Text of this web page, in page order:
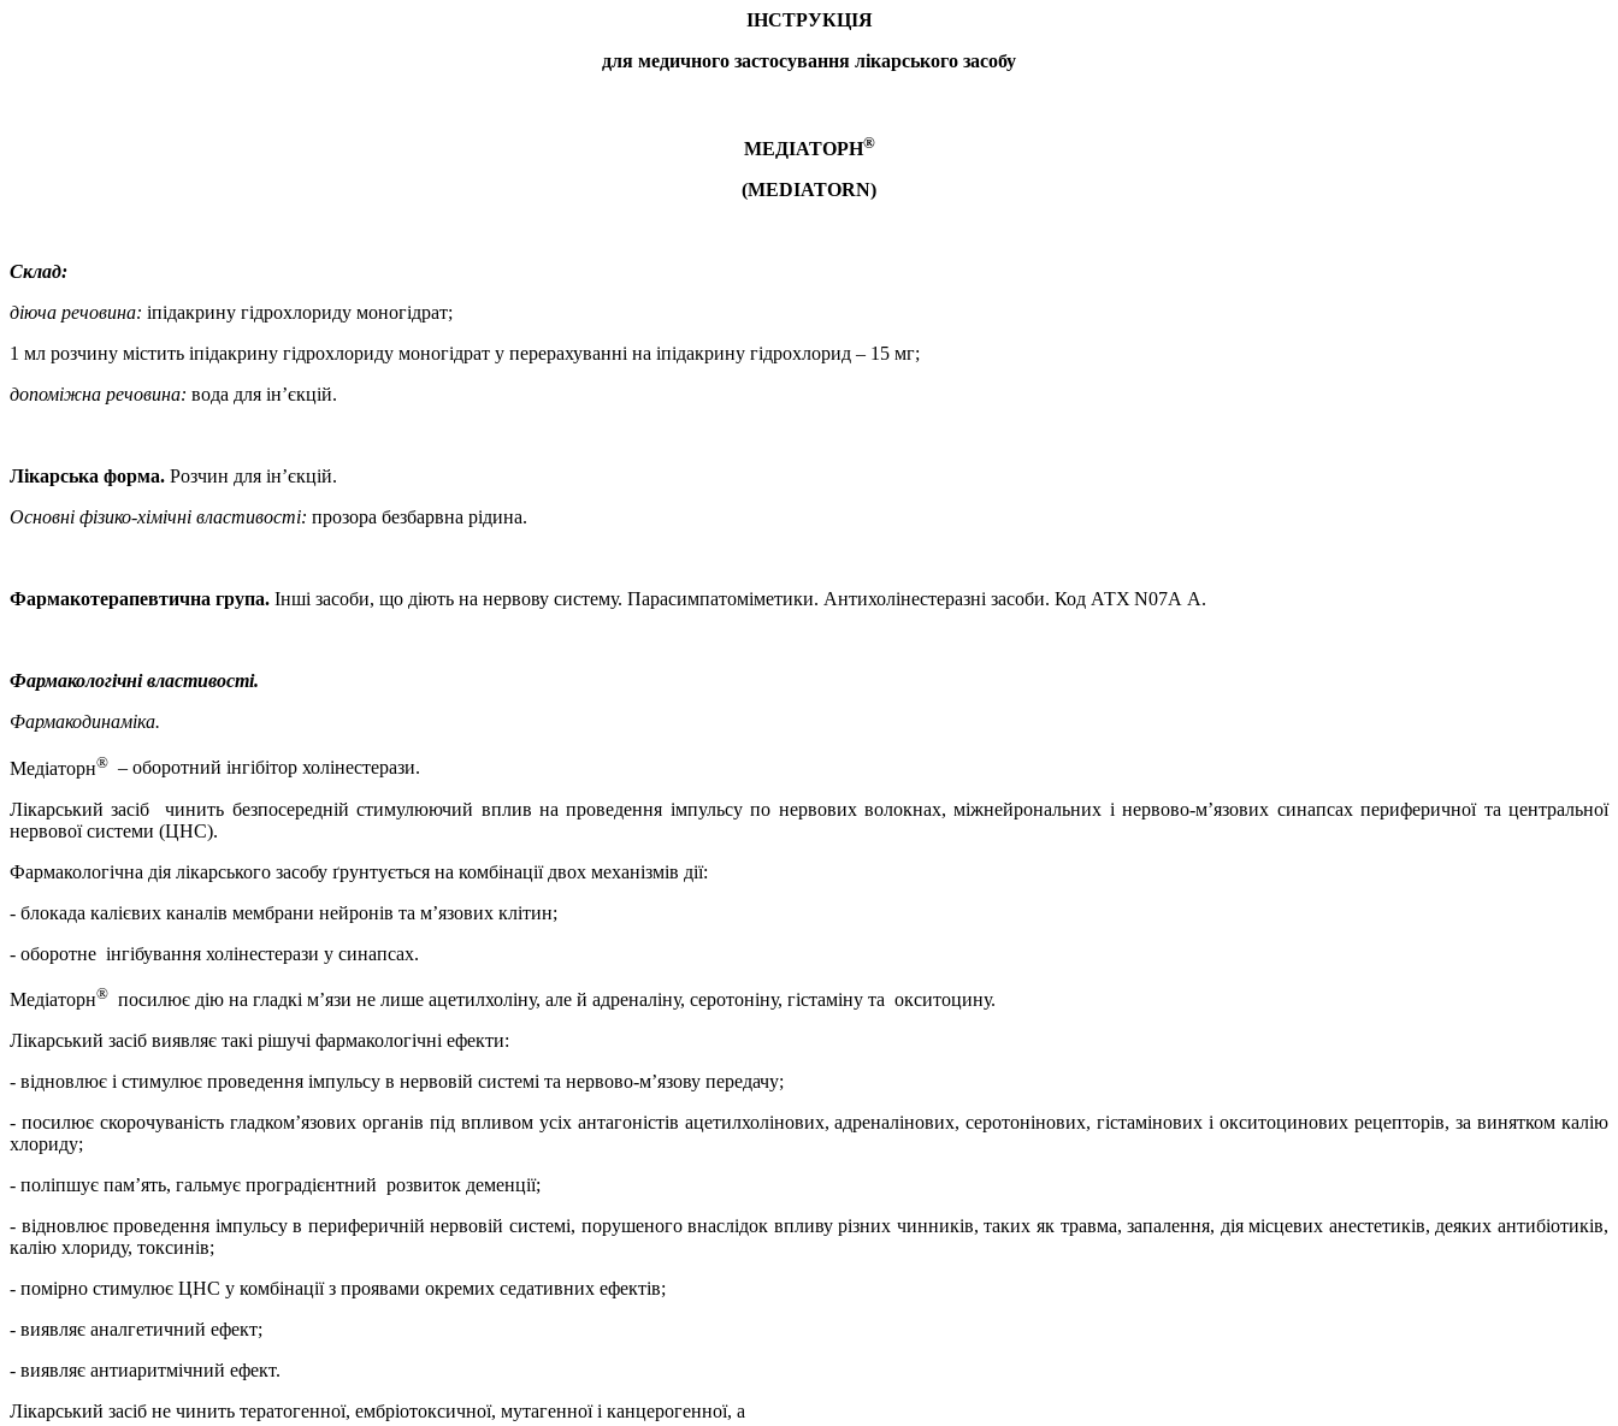
ІНСТРУКЦІЯ
для медичного застосування лікарського засобу
МЕДІАТОРН®
(MEDIATORN)
Склад:
діюча речовина: іпідакрину гідрохлориду моногідрат;
1 мл розчину містить іпідакрину гідрохлориду моногідрат у перерахуванні на іпідакрину гідрохлорид – 15 мг;
допоміжна речовина: вода для ін’єкцій.
Лікарська форма. Розчин для ін’єкцій.
Основні фізико-хімічні властивості: прозора безбарвна рідина.
Фармакотерапевтична група. Інші засоби, що діють на нервову систему. Парасимпатоміметики. Антихолінестеразні засоби. Код АТХ N07А А.
Фармакологічні властивості.
Фармакодинаміка.
Медіаторн® – оборотний інгібітор холінестерази.
Лікарський засіб
чинить безпосередній стимулюючий вплив на проведення імпульсу по нервових волокнах, міжнейрональних і нервово-м’язових синапсах периферичної та центральної
нервової системи (ЦНС).
Фармакологічна дія лікарського засобу ґрунтується на комбінації двох механізмів дії:
- блокада калієвих каналів мембрани нейронів та м’язових клітин;
- оборотне інгібування холінестерази у синапсах.
Медіаторн® посилює дію на гладкі м’язи не лише ацетилхоліну, але й адреналіну, серотоніну, гістаміну та окситоцину.
Лікарський засіб виявляє такі рішучі фармакологічні ефекти:
- відновлює і стимулює проведення імпульсу в нервовій системі та нервово-м’язову передачу;
- посилює скорочуваність гладком’язових органів під впливом усіх антагоністів ацетилхолінових, адреналінових, серотонінових, гістамінових і окситоцинових рецепторів, за винятком калію
хлориду;
- поліпшує пам’ять, гальмує проградієнтний розвиток деменції;
- відновлює проведення імпульсу в периферичній нервовій системі, порушеного внаслідок впливу різних чинників, таких як травма, запалення, дія місцевих анестетиків, деяких антибіотиків,
калію хлориду, токсинів;
- помірно стимулює ЦНС у комбінації з проявами окремих седативних ефектів;
- виявляє аналгетичний ефект;
- виявляє антиаритмічний ефект.
Лікарський засіб не чинить тератогенної, ембріотоксичної, мутагенної і канцерогенної, а